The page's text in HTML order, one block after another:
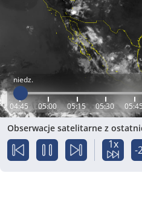
niedz.
04:45 05:00 05:15 05:30
Obserwacje satelitarne z
1x -